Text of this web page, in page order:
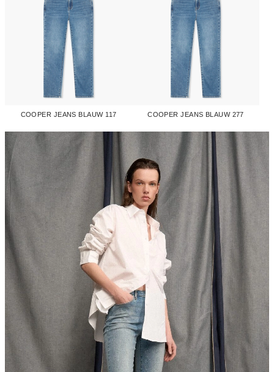
COOPER JEANS BLAUW 117 COOPER JEANS BLAUW 277